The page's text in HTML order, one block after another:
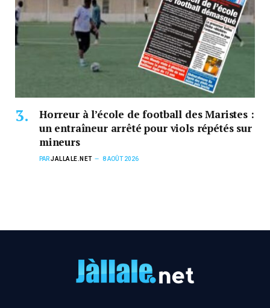
Horreur à l’école de football des Maristes :
un entraîneur arrêté pour viols répétés sur
mineurs
PARJALLALE.NET 8 AOÛT 2026